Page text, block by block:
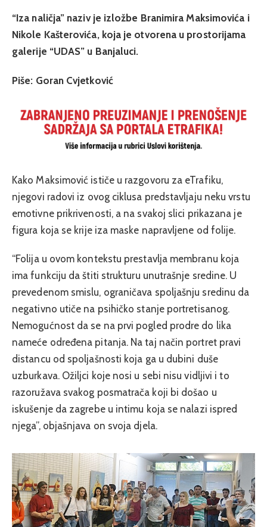
“Iza naličja” naziv je izložbe Branimira Maksimovića i
Nikole Kašterovića, koja je otvorena u prostorijama
galerije “UDAS” u Banjaluci.
Piše: Goran Cvjetković
Kako Maksimović ističe u razgovoru za eTrafiku,
njegovi radovi iz ovog ciklusa predstavljaju neku vrstu
emotivne prikrivenosti, a na svakoj slici prikazana je
figura koja se krije iza maske napravljene od folije.
“Folija u ovom kontekstu prestavlja membranu koja
ima funkciju da štiti strukturu unutrašnje sredine. U
prevedenom smislu, ograničava spoljašnju sredinu da
negativno utiče na psihičko stanje portretisanog.
Nemogućnost da se na prvi pogled prodre do lika
nameće određena pitanja. Na taj način portret pravi
distancu od spoljašnosti koja ga u dubini duše
uzburkava. Ožiljci koje nosi u sebi nisu vidljivi i to
razoružava svakog posmatrača koji bi došao u
iskušenje da zagrebe u intimu koja se nalazi ispred
njega”, objašnjava on svoja djela.